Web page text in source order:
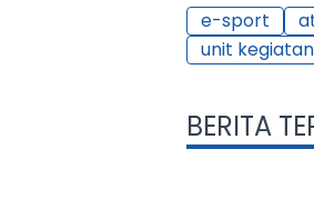
e-sport
unit
BERITA